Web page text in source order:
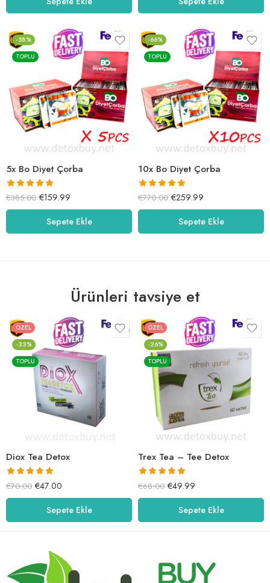
-58%
TOPLU
5x Bo Diyet Çorba
5 üzerinden
5.00oy aldı
€385.00 €159.99
Sepete Ekle
-66%
TOPLU
10x Bo Diyet Çorba
5 üzerinden
5.00oy aldı
€770.00 €259.99
Sepete Ekle
Ürünleri tavsiye et
ÖZEL
-33%
TOPLU
Diox Tea Detox
5 üzerinden
5.00oy aldı
€70.00 €47.00
Sepete Ekle
ÖZEL
-26%
TOPLU
Trex Tea – Tee Detox
5 üzerinden
5.00oy aldı
€68.00 €49.99
Sepete Ekle